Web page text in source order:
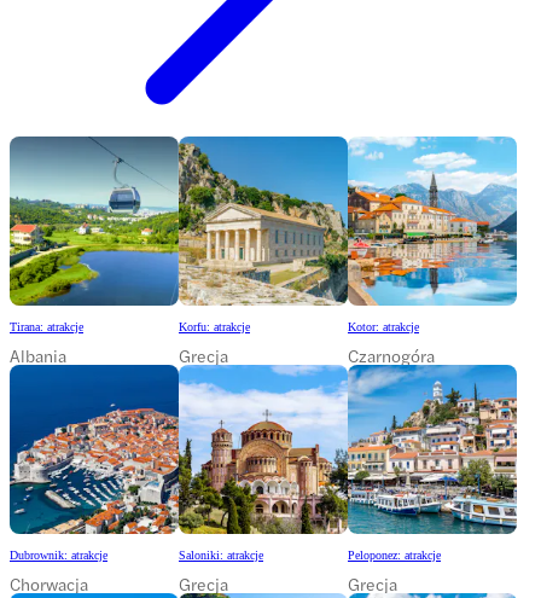
Tirana: atrakcje
Albania
Korfu: atrakcje
Grecja
Kotor: atrakcje
Czarnogóra
Dubrownik: atrakcje
Chorwacja
Saloniki: atrakcje
Grecja
Peloponez: atrakcje
Grecja